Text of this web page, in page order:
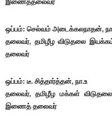
ஒப்பம்: செல்வம் அடைக்கலநாதன்,
தலைவர், தமிழீழ விடுதலை
தலைவர்
ஒப்பம்: டீ. சித்தார்த்தன், நா.உ
தலைவர், தமிழீழ மக்கள்
இணைத் தலைவர்